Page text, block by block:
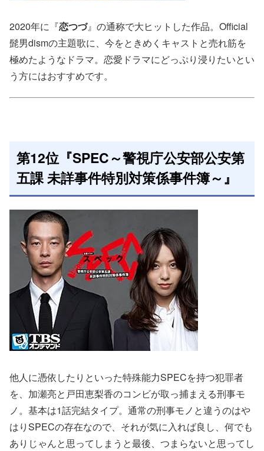
2020年に『恋つづ』の通称で大ヒットした作品。Official
髭男dismの主題歌に、今をときめくキャストと売れ筋を
極めたようなドラマ。恋愛ドラマにどっぷり浸りたいとい
う方にはおすすめです。
第12位『SPEC～警視庁公安部公安第
五課 未詳事件特別対策係事件簿～』
他人に憑依したりといった特殊能力SPECを持つ犯罪者
を、加瀬亮と戸田恵梨香のコンビが取っ捕まえる刑事モ
ノ。基本は1話完結タイプ。通常の刑事モノと違うのはや
はりSPECの存在なので、それが気に入れば良し、何でも
ありじゃんと思ってしまうと最後、つまらないと思ってし